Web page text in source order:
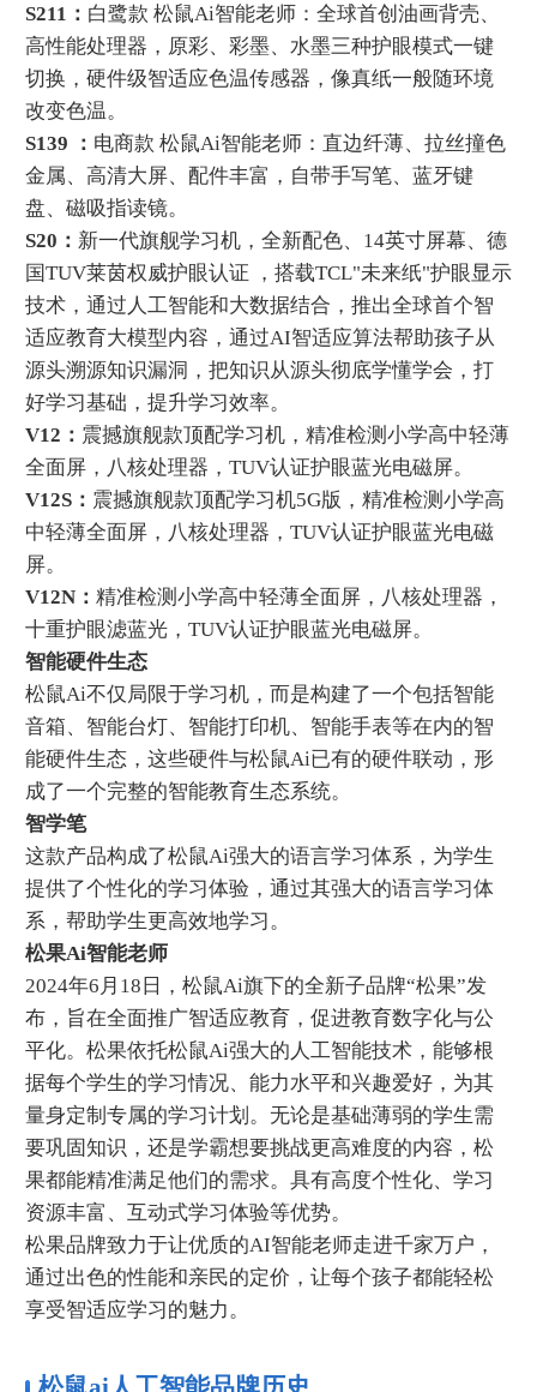
S211： 白鹭款 松鼠Ai智能老师：全球首创油画背壳、
高性能处理器，原彩、彩墨、水墨三种护眼模式一键
切换，硬件级智适应色温传感器，像真纸一般随环境
改变色温。
S139 ： 电商款 松鼠Ai智能老师：直边纤薄、拉丝撞色
金属、高清大屏、配件丰富，自带手写笔、蓝牙键
盘、磁吸指读镜。
S20： 新一代旗舰学习机，全新配色、14英寸屏幕、德
国TUV莱茵权威护眼认证 ，搭载TCL"未来纸"护眼显示
技术，通过人工智能和大数据结合，推出全球首个智
适应教育大模型内容，通过AI智适应算法帮助孩子从
源头溯源知识漏洞，把知识从源头彻底学懂学会，打
好学习基础，提升学习效率。
V12： 震撼旗舰款顶配学习机，精准检测小学高中轻薄
全面屏，八核处理器，TUV认证护眼蓝光电磁屏。
V12S： 震撼旗舰款顶配学习机5G版，精准检测小学高
中轻薄全面屏，八核处理器，TUV认证护眼蓝光电磁
屏。
V12N： 精准检测小学高中轻薄全面屏，八核处理器，
十重护眼滤蓝光，TUV认证护眼蓝光电磁屏。
智能硬件生态
‌松鼠Ai不仅局限于学习机，而是构建了一个包括智能
音箱、‌智能台灯、‌智能打印机、‌智能手表等在内的智
能硬件生态，‌这些硬件与松鼠Ai已有的硬件联动，‌形
成了一个完整的智能教育生态系统。
智学笔
这款产品构成了松鼠Ai强大的语言学习体系，‌为学生
提供了个性化的学习体验，‌通过其强大的语言学习体
系，‌帮助学生更高效地学习。‌
松果Ai智能老师
2024年6月18日，松鼠Ai旗下的全新子品牌“松果”发
布，旨在全面推广智适应教育，促进教育数字化与公
平化。松果依托松鼠Ai强大的人工智能技术，能够根
据每个学生的学习情况、能力水平和兴趣爱好，为其
量身定制专属的学习计划。无论是基础薄弱的学生需
要巩固知识，还是学霸想要挑战更高难度的内容，松
果都能精准满足他们的需求。具有高度个性化、学习
资源丰富、互动式学习体验等优势。
松果品牌致力于让优质的AI智能老师走进千家万户，
通过出色的性能和亲民的定价，让每个孩子都能轻松
享受智适应学习的魅力。